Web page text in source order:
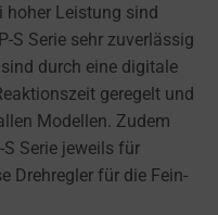
hoher Leistung sind
S Serie sehr zuverlässig
durch eine digitale
geregelt und
Modellen. Zudem
Serie jeweils für
Drehregler für die Fein-